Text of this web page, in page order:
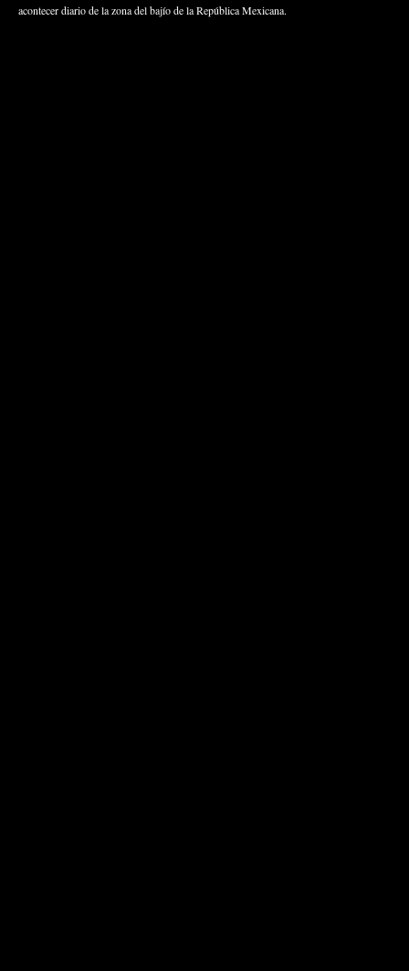
acontecer diario de la zona del bajío de la República Mexicana.